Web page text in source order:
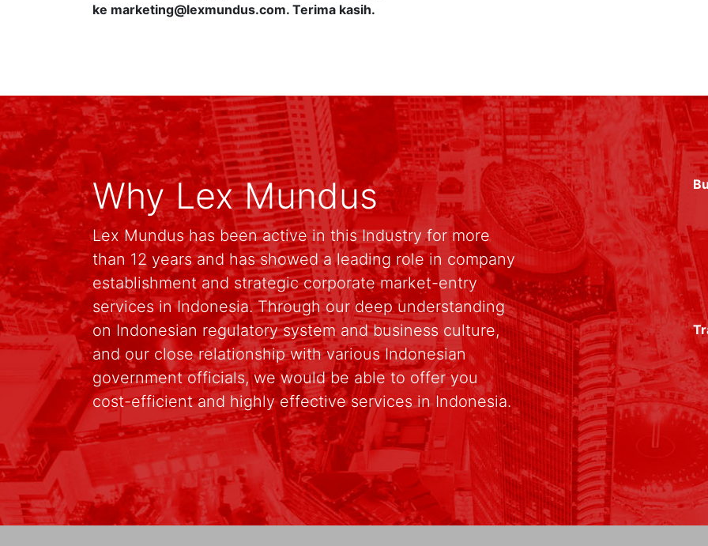
ke marketing@lexmundus.com. Terima kasih.
Why Lex Mundus
Lex Mundus has been active in this Industry for more
than 12 years and has showed a leading role in company
establishment and strategic corporate market-entry
services in Indonesia. Through our deep understanding
on Indonesian regulatory system and business culture,
and our close relationship with various Indonesian
government officials, we would be able to offer you
cost-efficient and highly effective services in Indonesia.